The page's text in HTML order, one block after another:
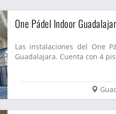
One Pádel Indoor
Las instalaciones del One
Guadalajara. Cuenta con 4